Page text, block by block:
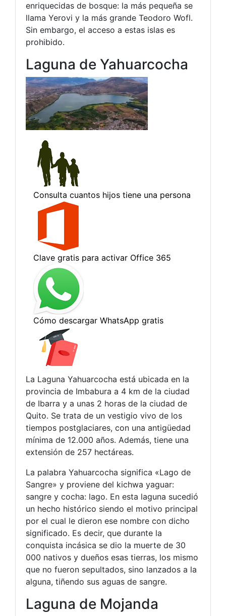
enriquecidas de bosque: la más pequeña se
llama Yerovi y la más grande Teodoro Wofl.
Sin embargo, el acceso a estas islas es
prohibido.
Laguna de Yahuarcocha
La Laguna Yahuarcocha está ubicada en la
provincia de Imbabura a 4 km de la ciudad
de Ibarra y a unas 2 horas de la ciudad de
Quito. Se trata de un vestigio vivo de los
tiempos postglaciares, con una antigüedad
mínima de 12.000 años. Además, tiene una
extensión de 257 hectáreas.
La palabra Yahuarcocha significa «Lago de
Sangre» y proviene del kichwa yaguar:
sangre y cocha: lago. En esta laguna sucedió
un hecho histórico siendo el motivo principal
por el cual le dieron ese nombre con dicho
significado. Es decir, que durante la
conquista incásica se dio la muerte de 30
000 nativos y dueños esas tierras, los mismo
que no fueron sepultados, sino lanzados a la
alguna, tiñendo sus aguas de sangre.
Laguna de Mojanda